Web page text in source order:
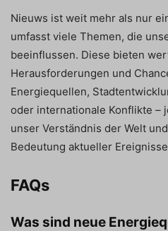
Nieuws ist weit mehr als nur
umfasst viele Themen, die
beeinflussen. Diese bieten
Herausforderungen und
Energiequellen,
oder internationale Konflikte –
unser Verständnis der Welt
Bedeutung aktueller
FAQs
Was sind neue